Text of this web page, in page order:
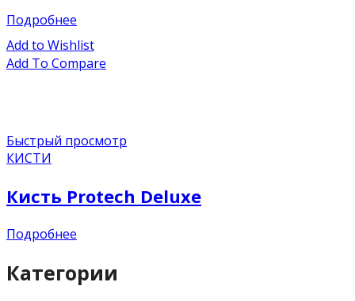
Подробнее
Add to Wishlist
Add To Compare
Быстрый просмотр
КИСТИ
Кисть Protech Deluxe
Подробнее
Категории